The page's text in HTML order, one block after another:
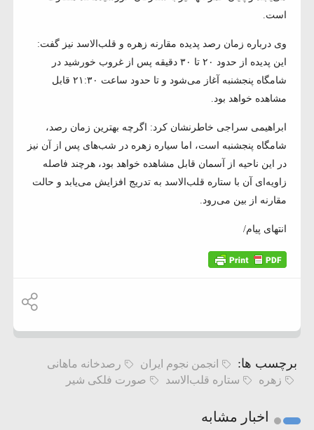
است.
وی درباره زمان رصد پدیده مقارنه زهره و قلب‌الاسد نیز گفت:
این پدیده از حدود ۲۰ تا ۳۰ دقیقه پس از غروب خورشید در
شامگاه پنجشنبه آغاز می‌شود و تا حدود ساعت ۲۱:۳۰ قابل
مشاهده خواهد بود.
ابراهیمی سراجی خاطرنشان کرد: اگرچه بهترین زمان رصد،
شامگاه پنجشنبه است، اما سیاره زهره در شب‌های پس از آن نیز
در این ناحیه از آسمان قابل مشاهده خواهد بود، هرچند فاصله
زاویه‌ای آن با ستاره قلب‌الاسد به تدریج افزایش می‌یابد و حالت
مقارنه از بین می‌رود.
انتهای پیام/
برچسب ها: انجمن نجوم ایران
رصدخانه ماهانی
زهره
ستاره قلب‌الاسد صورت فلکی شیر
اخبار مشابه